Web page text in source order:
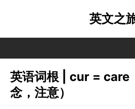
英文之
英语词根 | cur = care
念，注意）